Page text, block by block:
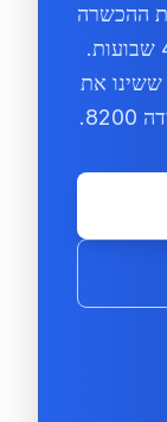
ההכשרה
המקיפה והאליטיסטית שלנו בת 47 שבועות.
סטודנטים ששינו את